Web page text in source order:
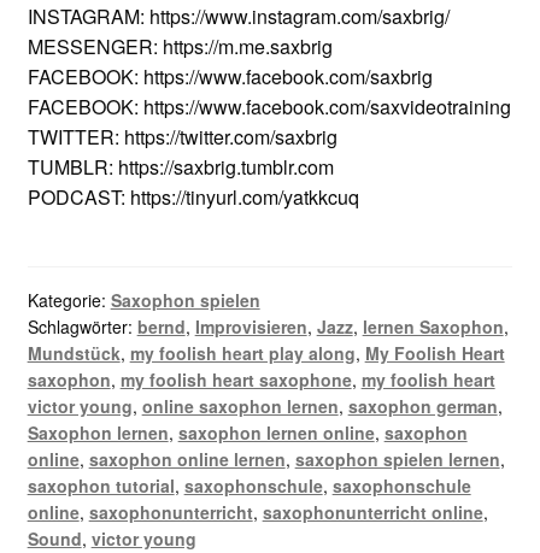
INSTAGRAM: https://www.instagram.com/saxbrig/
MESSENGER: https://m.me.saxbrig
FACEBOOK: https://www.facebook.com/saxbrig
FACEBOOK: https://www.facebook.com/saxvideotraining
TWITTER: https://twitter.com/saxbrig
TUMBLR: https://saxbrig.tumblr.com
PODCAST: https://tinyurl.com/yatkkcuq
Kategorie: Saxophon spielen
Schlagwörter: bernd, Improvisieren, Jazz, lernen Saxophon,
Mundstück, my foolish heart play along, My Foolish Heart
saxophon, my foolish heart saxophone, my foolish heart
victor young, online saxophon lernen, saxophon german,
Saxophon lernen, saxophon lernen online, saxophon
online, saxophon online lernen, saxophon spielen lernen,
saxophon tutorial, saxophonschule, saxophonschule
online, saxophonunterricht, saxophonunterricht online,
Sound, victor young